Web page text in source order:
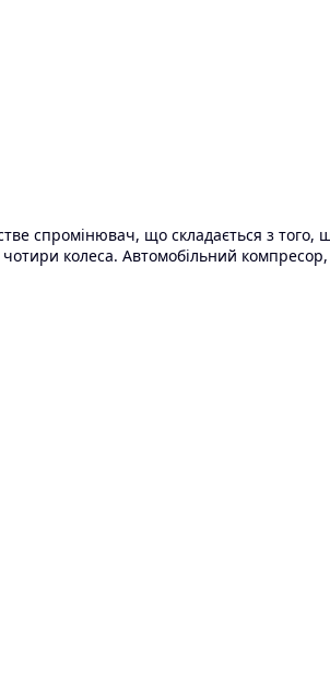
спромінювач, що складається з того,
колеса. Автомобільний